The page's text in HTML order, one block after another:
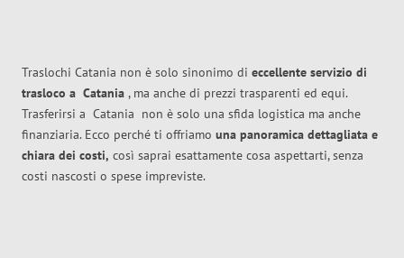
Traslochi Catania non è solo sinonimo di eccellente servizio di
trasloco a Catania , ma anche di prezzi trasparenti ed equi.
Trasferirsi a Catania non è solo una sfida logistica ma anche
finanziaria. Ecco perché ti offriamo una panoramica dettagliata e
chiara dei costi, così saprai esattamente cosa aspettarti, senza
costi nascosti o spese impreviste.